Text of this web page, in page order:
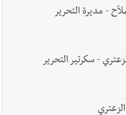
- مديرة التحرير
- سكرتير التحرير